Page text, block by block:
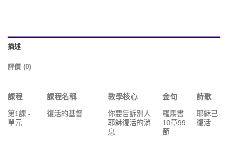
描述
評價 (0)
課程 課程名稱 教學核心 金句 詩歌
第1課 -
單元
復活的基督
你要告訴別人
耶穌復活的消
息
羅馬書
10章99
節
耶穌已
復活